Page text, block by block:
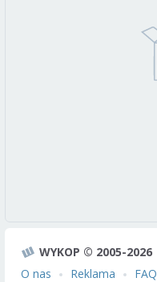
WYKOP © 2005-2026
O nas
Reklama FAQ